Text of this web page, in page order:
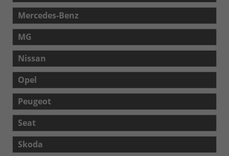
Mercedes-Benz
MG
Nissan
Opel
Peugeot
Seat
Skoda